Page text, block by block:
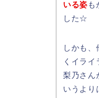
いる姿 も
した☆
しかも
くイラ
梨乃さん
いうより